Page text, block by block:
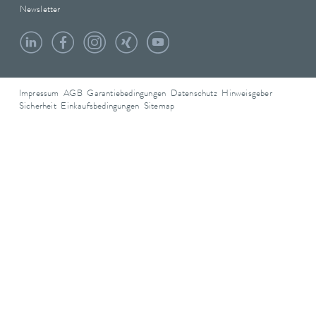
Newsletter
Impressum AGB Garantiebedingungen Datenschutz Hinweisgeber
Sicherheit Einkaufsbedingungen Sitemap